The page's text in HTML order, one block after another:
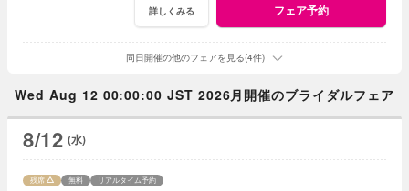
詳しくみる フェア予約
同日開催の他のフェアを見る(4件)
Wed Aug 12 00:00:00 JST 2026月開催のブライダルフェア
8/12 (水)
残席 無料 リアルタイム予約